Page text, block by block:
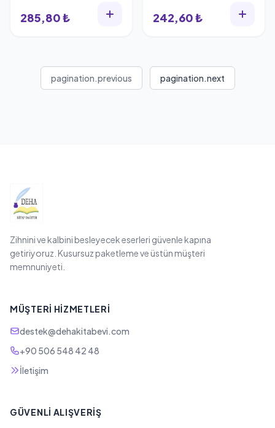
285,80 ₺ 242,60 ₺
pagination.previous pagination.next
Zihnini ve kalbini besleyecek eserleri güvenle kapına
getiriyoruz. Kusursuz paketleme ve üstün müşteri
memnuniyeti.
MÜŞTERI HIZMETLERI
destek@dehakitabevi.com
+90 506 548 42 48
İletişim
GÜVENLI ALIŞVERIŞ